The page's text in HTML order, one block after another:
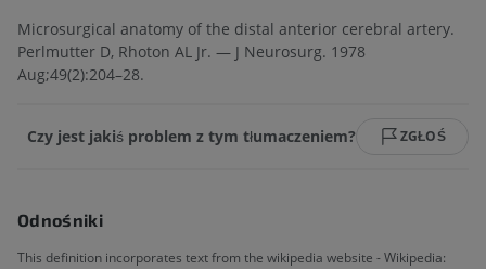
Microsurgical anatomy of the distal anterior cerebral artery.
Perlmutter D, Rhoton AL Jr. — J Neurosurg. 1978
Aug;49(2):204–28.
Czy jest jakiś problem z tym tłumaczeniem? ZGŁOŚ
Odnośniki
This definition incorporates text from the wikipedia website - Wikipedia: